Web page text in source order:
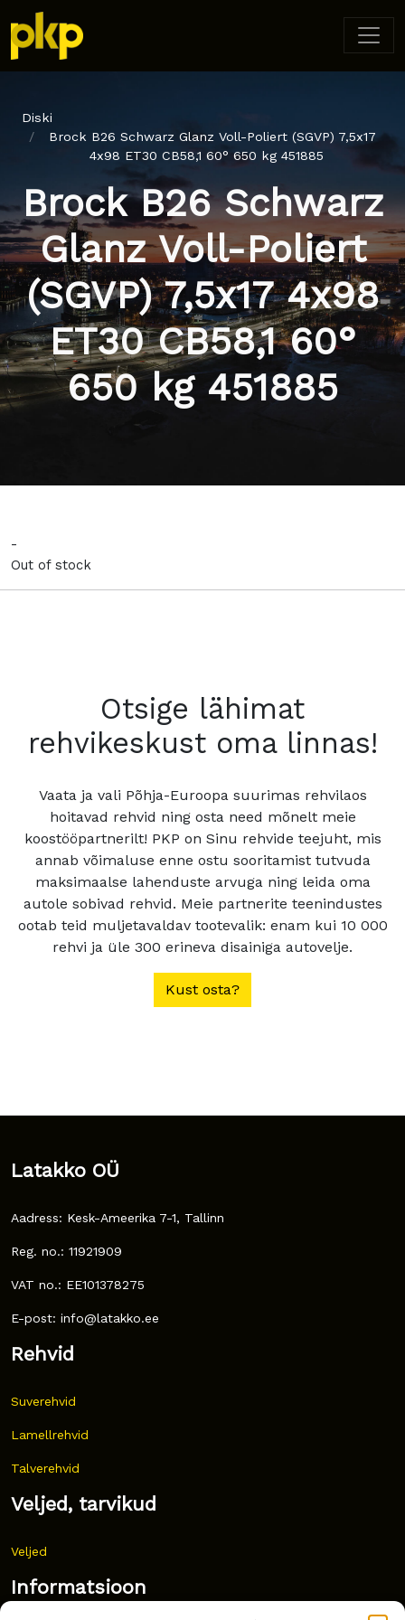
Diski
Brock B26 Schwarz Glanz Voll-Poliert (SGVP) 7,5x17
4x98 ET30 CB58,1 60° 650 kg 451885
Brock B26 Schwarz
Glanz Voll-Poliert
(SGVP) 7,5x17 4x98
ET30 CB58,1 60°
650 kg 451885
-
Out of stock
Otsige lähimat
rehvikeskust oma linnas!
Vaata ja vali Põhja-Euroopa suurimas rehvilaos
hoitavad rehvid ning osta need mõnelt meie
koostööpartnerilt! PKP on Sinu rehvide teejuht, mis
annab võimaluse enne ostu sooritamist tutvuda
maksimaalse lahenduste arvuga ning leida oma
autole sobivad rehvid. Meie partnerite teenindustes
ootab teid muljetavaldav tootevalik: enam kui 10 000
rehvi ja üle 300 erineva disainiga autovelje.
Kust osta?
Latakko OÜ
Aadress: Kesk-Ameerika 7-1, Tallinn
Reg. no.: 11921909
VAT no.: EE101378275
E-post: info@latakko.ee
Rehvid
Suverehvid
Lamellrehvid
Talverehvid
Veljed, tarvikud
Veljed
Informatsioon